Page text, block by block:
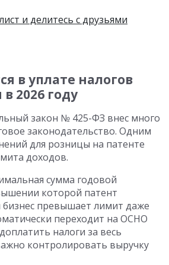
и делитесь с друзьями
в уплате налогов
2026 году
закон № 425-ФЗ внес много
законодательство. Одним
для розницы на патенте
доходов.
сумма годовой
которой патент
бизнес превышает лимит даже
переходит на ОСНО
налоги за весь
контролировать выручку